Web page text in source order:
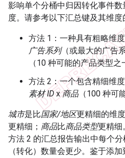
影响单个分桶中归因转化事件
度。请参考以下汇总键及其维度
方法 1：一种具有粗略维
广告系列（或最大的广告
（10 种可能的产品类型之
方法 2：一个包含精细维
素材 IDx商品 （100 种可
城市是比国家/地区更精细的维度
更精细； 商品比商品类型更精细
方法 2 的汇总报告输出中每个
（转化）数量会更少。鉴于添